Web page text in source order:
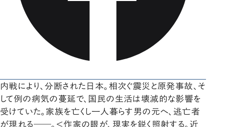
内戦により、分断された日本。相次ぐ震災と原発事故、そ
して例の病気の蔓延で、国民の生活は壊滅的な影響を
受けていた。家族を亡くし一人暮らす男の元へ、逃亡者
が現れる――。＜作家の眼が、現実を鋭く照射する。近